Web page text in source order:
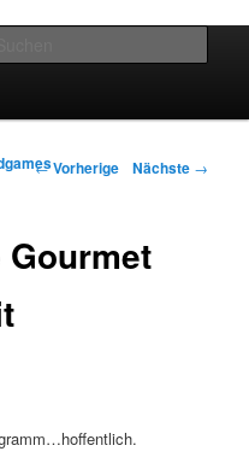
Artikelnavigation
←Vorherige Nächste →